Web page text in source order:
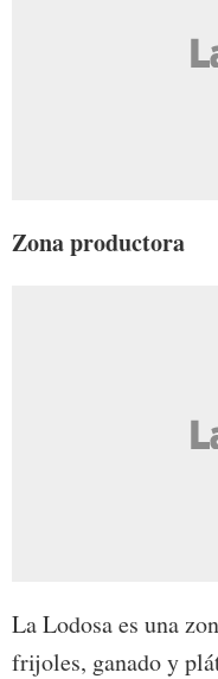
Zona productora
La Lodosa es una
frijoles, ganado y